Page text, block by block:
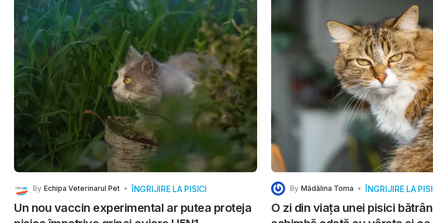
By Echipa Veterinarul Pet ÎNGRIJIRE LA PISICI
Un nou vaccin experimental ar putea proteja
By Mădălina Toma ÎNGRIJIRE LA
O zi din viața unei pisici